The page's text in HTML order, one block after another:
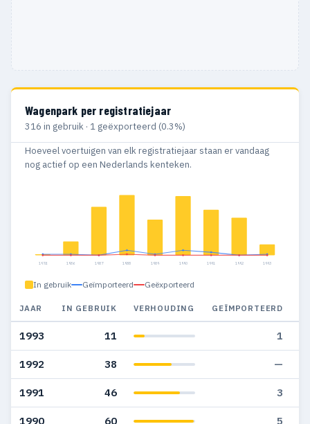
Wagenpark per registratiejaar
316 in gebruik · 1 geëxporteerd (0.3%)
Hoeveel voertuigen van elk registratiejaar staan er vandaag
nog actief op een Nederlands kenteken.
1974 1986 1987 1988 1989 1990 1991 1992 1993
In gebruik Geïmporteerd Geëxporteerd
JAAR IN GEBRUIK VERHOUDING GEÏMPORTEERD
1993 11 1
1992 38 —
1991 46 3
1990 60 5